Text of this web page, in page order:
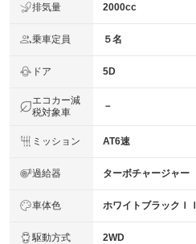
排気量 2000cc
乗車定員 ５名
ドア 5D
エコカー減
税対象車
－
ミッション AT6速
過給器 ターボチャージャー
車体色 ホワイトブラックＩＩ
駆動方式 2WD